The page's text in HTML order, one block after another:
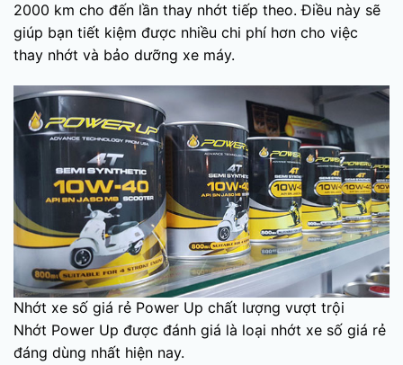
2000 km cho đến lần thay nhớt tiếp theo. Điều này sẽ
giúp bạn tiết kiệm được nhiều chi phí hơn cho việc
thay nhớt và bảo dưỡng xe máy.
Nhớt xe số giá rẻ Power Up chất lượng vượt trội
Nhớt Power Up được đánh giá là loại nhớt xe số giá rẻ
đáng dùng nhất hiện nay.